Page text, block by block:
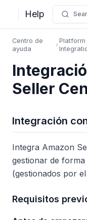
Help
Centro de
ayuda
Platform
Seller
Integración
Integra Amazon
gestionar de
(gestionados por
Requisitos